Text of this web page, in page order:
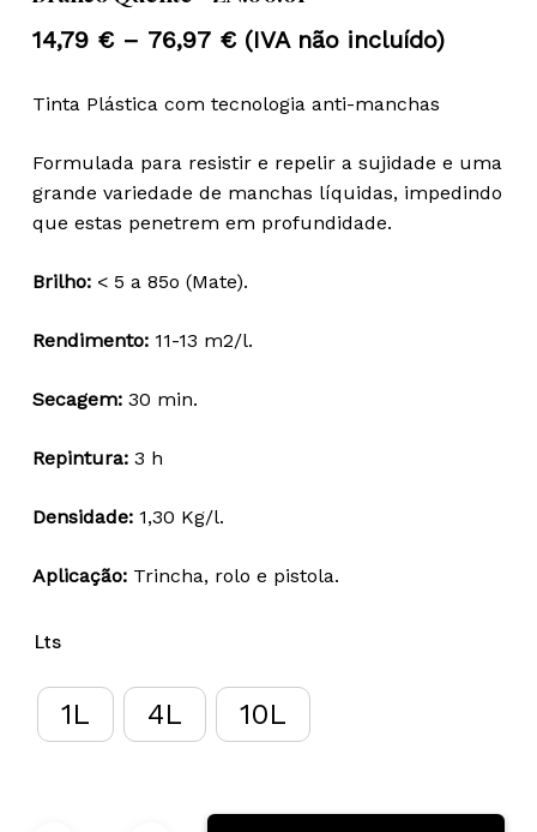
14,79 € – 76,97 €Price
14,79 €
76,97 €
(IVA não incluído)
Tinta Plástica com tecnologia anti-manchas
Formulada para resistir e repelir a sujidade e uma
grande variedade de manchas líquidas, impedindo
que estas penetrem em profundidade.
Brilho:< 5 a 85o (Mate).
Rendimento:11-13 m2/l.
Secagem:30 min.
Repintura:3 h
Densidade:1,30 Kg/l.
Aplicação:Trincha, rolo e pistola.
Lts
1L 4L 10L